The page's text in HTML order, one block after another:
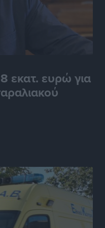
εκατ. ευρώ για